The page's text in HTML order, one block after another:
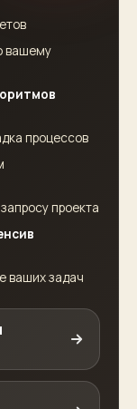
вашему
процессов
проекта
ваших задач